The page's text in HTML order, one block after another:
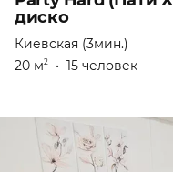
диско
Киевская (3мин.)
20 м2 • 15 человек